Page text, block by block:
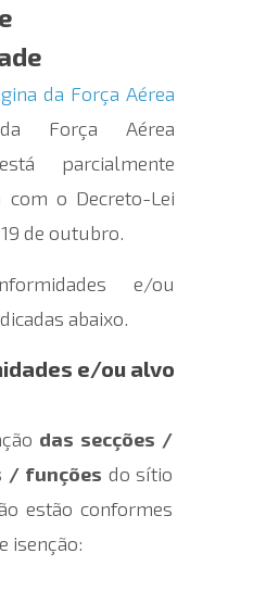
da Força Aérea
a Força Aérea
parcialmente
com o Decreto-Lei
de outubro.
e/ou
abaixo.
e/ou alvo
das secções /
/ funções do sítio
estão conformes
isenção: